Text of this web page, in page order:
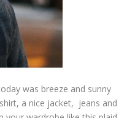
was breeze and sunny
a nice jacket, jeans and